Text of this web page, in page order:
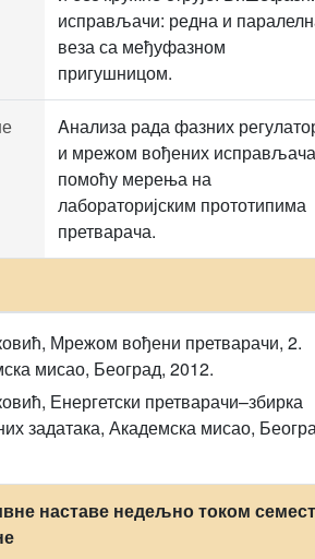
исправљачи: редна и
веза са међуфазном
пригушницом.
Aнализа рада фазних
и мрежом вођених исправљача
помоћу мерења на
лабораторијским прототипима
претварача.
Мрежом вођени претварачи, 2.
мисао, Београд, 2012.
Енергетски претварачи–збирка
задатака, Академска мисао,
наставе недељно током